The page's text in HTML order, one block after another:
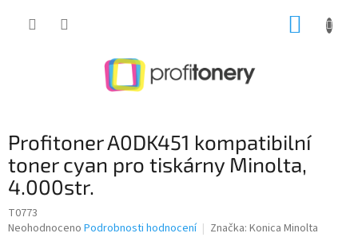
Profitoner A0DK451 kompatibilní
toner cyan pro tiskárny Minolta,
4.000str.
T0773
Průměrné
Neohodnoceno Podrobnosti hodnocení Značka: Konica Minolta